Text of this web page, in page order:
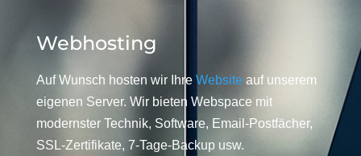
Webhosting
Auf Wunsch hosten wir Ihre Website auf unserem
eigenen Server. Wir bieten Webspace mit
modernster Technik, Software, Email-Postfächer,
SSL-Zertifikate, 7-Tage-Backup usw.